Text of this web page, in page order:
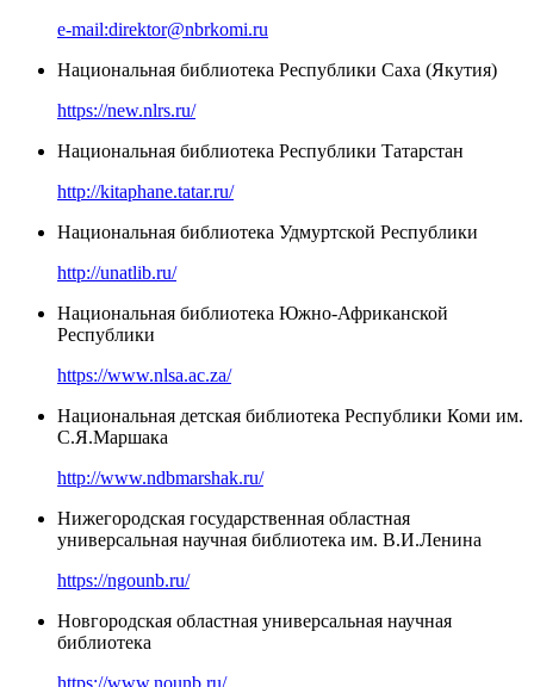
e-mail:direktor@nbrkomi.ru
Национальная библиотека Республики Саха (Якутия)
https://new.nlrs.ru/
Национальная библиотека Республики Татарстан
http://kitaphane.tatar.ru/
Национальная библиотека Удмуртской Республики
http://unatlib.ru/
Национальная библиотека Южно-Африканской
Республики
https://www.nlsa.ac.za/
Национальная детская библиотека Республики Коми им.
С.Я.Маршака
http://www.ndbmarshak.ru/
Нижегородская государственная областная
универсальная научная библиотека им. В.И.Ленина
https://ngounb.ru/
Новгородская областная универсальная научная
библиотека
https://www.nounb.ru/